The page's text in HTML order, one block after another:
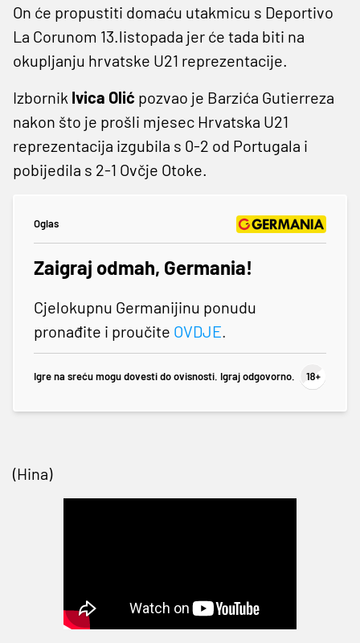
On će propustiti domaću utakmicu s Deportivo
La Corunom 13.listopada jer će tada biti na
okupljanju hrvatske U21 reprezentacije.
Izbornik Ivica Olić pozvao je Barzića Gutierreza
nakon što je prošli mjesec Hrvatska U21
reprezentacija izgubila s 0-2 od Portugala i
pobijedila s 2-1 Ovčje Otoke.
Oglas
Zaigraj odmah, Germania!
Cjelokupnu Germanijinu ponudu
pronađite i proučite OVDJE.
Igre na sreću mogu dovesti do ovisnosti. Igraj odgovorno.
(Hina)